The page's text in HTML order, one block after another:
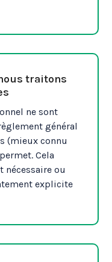
traitons
ne sont
général
(mieux connu
Cela
ou
explicite